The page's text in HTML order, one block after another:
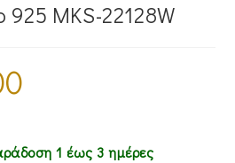
925 MKS-22128W
1 έως 3 ημέρες